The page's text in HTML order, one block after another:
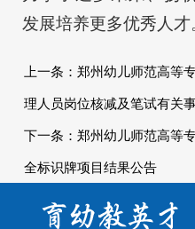
发展培养更多优秀人才。
上一条： 郑州幼儿师范高等
理人员岗位核减及笔试有关
下一条： 郑州幼儿师范高等
全标识牌项目结果公告